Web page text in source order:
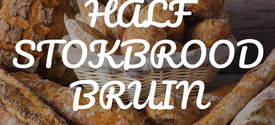
HALF
STOKBROOD
BRUIN